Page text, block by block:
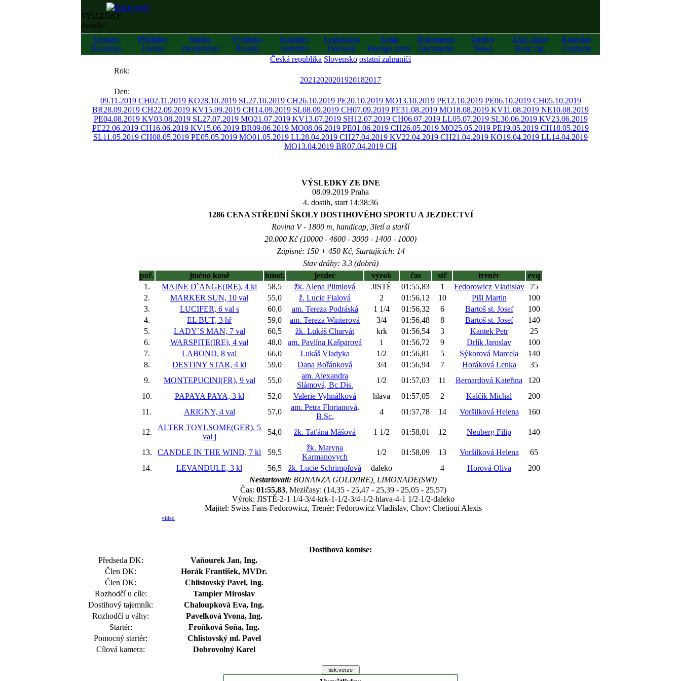
VÝSLEDKY
/results/
Termíny
Racedays
Přihlášky
Entries
Startky
Declaration
Výsledky
Results
Statistiky
Statistics
Legislativa
Decision
Avíza
Foreign starts
Dokumenty
Documents
Zprávy
News
Zákl. údaje
Basic fig.
Kontakty
Contacts
Česká republika Slovensko ostatní zahraničí
Rok:
2021 2020201920182017
Den:
09.11.2019 CH02.11.2019 KO28.10.2019 SL27.10.2019 CH26.10.2019 PE20.10.2019 MO13.10.2019 PE12.10.2019 PE06.10.2019 CH05.10.2019
BR28.09.2019 CH22.09.2019 KV15.09.2019 CH14.09.2019 SL08.09.2019 CH07.09.2019 PE31.08.2019 MO18.08.2019 KV11.08.2019 NE10.08.2019
PE04.08.2019 KV03.08.2019 SL27.07.2019 MO21.07.2019 KV13.07.2019 SH12.07.2019 CH06.07.2019 LL05.07.2019 SL30.06.2019 KV23.06.2019
PE22.06.2019 CH16.06.2019 KV15.06.2019 BR09.06.2019 MO08.06.2019 PE01.06.2019 CH26.05.2019 MO25.05.2019 PE19.05.2019 CH18.05.2019
SL11.05.2019 CH08.05.2019 PE05.05.2019 MO01.05.2019 LL28.04.2019 CH27.04.2019 KV22.04.2019 CH21.04.2019 KO19.04.2019 LL14.04.2019
MO13.04.2019 BR07.04.2019 CH
VÝSLEDKY ZE DNE
08.09.2019 Praha
4. dostih, start 14:38:36
1286 CENA STŘEDNÍ ŠKOLY DOSTIHOVÉHO SPORTU A JEZDECTVÍ
Rovina V - 1800 m, handicap, 3letí a starší
20.000 Kč (10000 - 4600 - 3000 - 1400 - 1000)
Zápisné: 150 + 450 Kč, Startujících: 14
Stav dráhy: 3.3 (dobrá)
poř.
jméno koně hmot. jezdec výrok čas stč trenér
evq
1.
MAINE D`ANGE(IRE), 4 kl 58,5 žk. Alena Plimlová JISTĚ 01:55,83 1 Fedorowicz Vladislav
75
2.
MARKER SUN, 10 val 55,0 ž. Lucie Fialová 2 01:56,12 10 Pišl Martin
100
3.
LUCIFER, 6 val s 60,0 am. Tereza Podráská 1 1/4 01:56,32 6 Bartoš st. Josef
100
4.
EL BUT, 3 hř 59,0 am. Tereza Winterová 3/4 01:56,48 8 Bartoš st. Josef
140
5.
LADY`S MAN, 7 val 60,5 žk. Lukáš Charvát krk 01:56,54 3 Kantek Petr
25
6.
WARSPITE(IRE), 4 val 48,0 am. Pavlína Kašparová 1 01:56,72 9 Drlík Jaroslav
100
7.
LABOND, 8 val 66,0 Lukáš Vladyka 1/2 01:56,81 5 Sýkorová Marcela
140
8.
DESTINY STAR, 4 kl 59,0 Dana Bořánková 3/4 01:56,94 7 Horáková Lenka
35
9.
MONTEPUCINI(FR), 9 val 55,0
am. Alexandra
Slámová, Bc.Dis.
1/2 01:57,03 11 Bernardová Kateřina
120
10.
PAPAYA PAYA, 3 kl 52,0 Valerie Vyhnálková hlava 01:57,05 2 Kalčík Michal
200
11.
ARIGNY, 4 val 57,0
am. Petra Florianová,
B.Sc.
4 01:57,78 14 Voršilková Helena 160
12.
ALTER TOYLSOME(GER), 5
val j
54,0 žk. Taťána Mášová 1 1/2 01:58,01 12 Neuberg Filip 140
13. CANDLE IN THE WIND, 7 kl 59,5
žk. Maryna
Karmanovych
1/2 01:58,09 13 Voršilková Helena
65
14.
LEVANDULE, 3 kl 56,5 žk. Lucie Schrimpfová daleko 4 Horová Oliva
200
Nestartovali: BONANZA GOLD(IRE), LIMONADE(SWI)
Čas: 01:55,83, Mezičasy: (14,35 - 25,47 - 25,39 - 25,05 - 25,57)
Výrok: JISTĚ-2-1 1/4-3/4-krk-1-1/2-3/4-1/2-hlava-4-1 1/2-1/2-daleko
Majitel: Swiss Fans-Fedorowicz, Trenér: Fedorowicz Vladislav, Chov: Chetioui Alexis
video
Dostihová komise:
Předseda DK:
Vaňourek Jan, Ing.
Člen DK:
Horák František, MVDr.
Člen DK:
Chlistovský Pavel, Ing.
Rozhodčí u cíle:
Tampier Miroslav
Dostihový tajemník:
Chaloupková Eva, Ing.
Rozhodčí u váhy:
Pavelková Yvona, Ing.
Startér:
Froňková Soňa, Ing.
Pomocný startér:
Chlistovský ml. Pavel
Cílová kamera:
Dobrovolný Karel